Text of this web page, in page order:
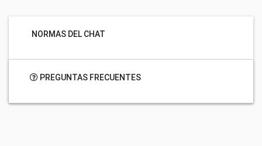
NORMAS DEL CHAT
PREGUNTAS FRECUENTES